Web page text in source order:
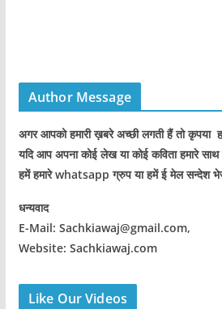
Author Message
अगर आपको हमारी ख़बरे अच्छी लगती हैं तो कृपया
यदि आप अपना कोई लेख या कोई कविता हमारे
हमें हमारे whatsapp ग्रुप या हमें ई मेल सन्देश
धन्यवाद
E-Mail: Sachkiawaj@gmail.com,
Website: Sachkiawaj.com
Like Our Videos